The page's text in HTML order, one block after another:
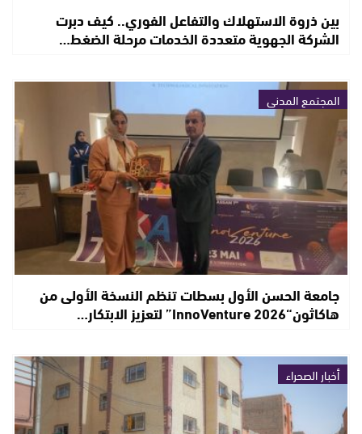
بين ذروة الاستهلاك والتفاعل الفوري.. كيف دبرت
الشركة الجهوية متعددة الخدمات مرحلة الضغط…
المجتمع المدني
جامعة الحسن الأول بسطات تنظم النسخة الأولى من
هاكاثون“InnoVenture 2026” لتعزيز الابتكار…
أخبار الصحراء